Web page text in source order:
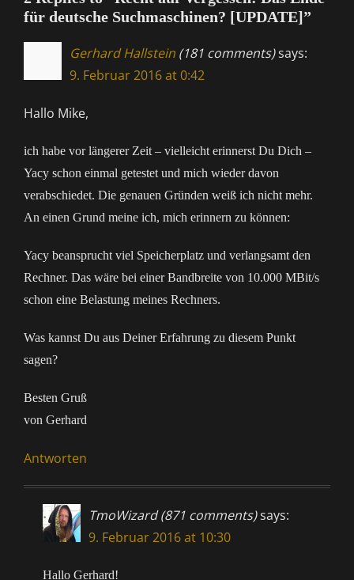
für deutsche Suchmaschinen? [UPDATE]”
Gerhard Hallstein (181 comments)says:
9. Februar 2016 at 0:42
Hallo Mike,
ich habe vor längerer Zeit – vielleicht erinnerst Du Dich –
Yacy schon einmal getestet und mich wieder davon
verabschiedet. Die genauen Gründen weiß ich nicht mehr.
An einen Grund meine ich, mich erinnern zu können:
Yacy beansprucht viel Speicherplatz und verlangsamt den
Rechner. Das wäre bei einer Bandbreite von 10.000 MBit/s
schon eine Belastung meines Rechners.
Was kannst Du aus Deiner Erfahrung zu diesem Punkt
sagen?
Besten Gruß
von Gerhard
Antworten
TmoWizard (871 comments)says:
9. Februar 2016 at 10:30
Hallo Gerhard!